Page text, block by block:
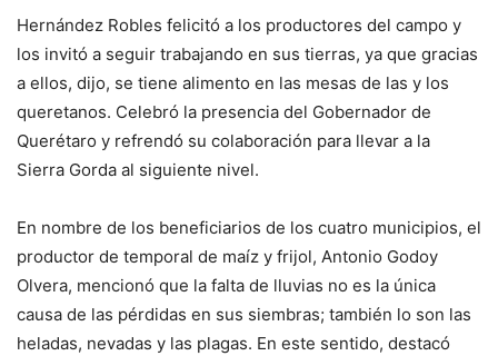
Hernández Robles felicitó a los productores del campo y
los invitó a seguir trabajando en sus tierras, ya que gracias
a ellos, dijo, se tiene alimento en las mesas de las y los
queretanos. Celebró la presencia del Gobernador de
Querétaro y refrendó su colaboración para llevar a la
Sierra Gorda al siguiente nivel.
En nombre de los beneficiarios de los cuatro municipios, el
productor de temporal de maíz y frijol, Antonio Godoy
Olvera, mencionó que la falta de lluvias no es la única
causa de las pérdidas en sus siembras; también lo son las
heladas, nevadas y las plagas. En este sentido, destacó